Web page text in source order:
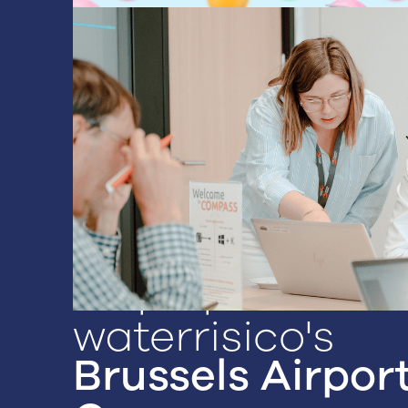
Astra Sweets
Grip op
waterrisico's
Brussels